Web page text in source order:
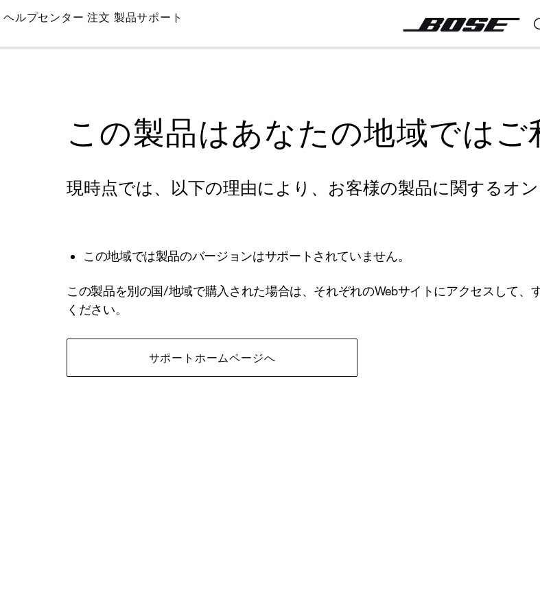
Skip
Main
ヘルプセンター 注文 製品サポート
この製品はあなたの地域では
現時点では、以下の理由により、お客様の製品に関するオ
この地域では製品のバージョンはサポートされていません。
この製品を別の国/地域で購入された場合は、それぞれのWebサイトにアクセスして
ください。
サポートホームページへ